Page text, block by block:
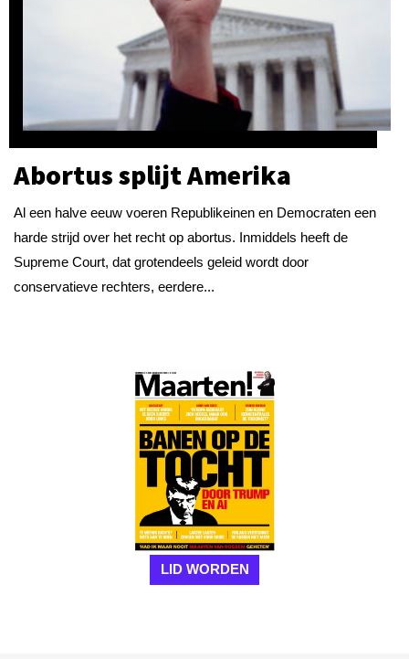
Abortus splijt Amerika
Al een halve eeuw voeren Republikeinen en Democraten een
harde strijd over het recht op abortus. Inmiddels heeft de
Supreme Court, dat grotendeels geleid wordt door
conservatieve rechters, eerdere...
LID WORDEN